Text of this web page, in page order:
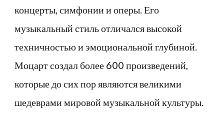
концерты, симфонии и оперы. Его
музыкальный стиль отличался высокой
техничностью и эмоциональной глубиной.
Моцарт создал более 600 произведений,
которые до сих пор являются великими
шедеврами мировой музыкальной культуры.